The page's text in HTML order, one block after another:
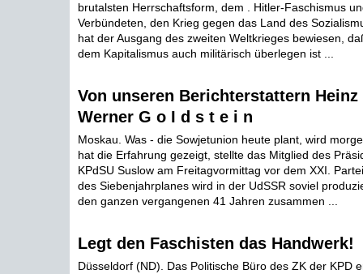
brutalsten Herrschaftsform, dem . Hitler-Faschismus
Verbündeten, den Krieg gegen das Land des
hat der Ausgang des zweiten Weltkrieges bewiesen,
dem Kapitalismus auch militärisch überlegen ist ...
Von unseren Berichterstattern
Werner G o I d s t e i n
Moskau. Was - die Sowjetunion heute plant, wird
hat die Erfahrung gezeigt, stellte das Mitglied des
KPdSU Suslow am Freitagvormittag vor dem XXI.
des Siebenjahrplanes wird in der UdSSR soviel
den ganzen vergangenen 41 Jahren zusammen ...
Legt den Faschisten das Handwerk!
Düsseldorf (ND). Das Politische Büro des ZK der KPD